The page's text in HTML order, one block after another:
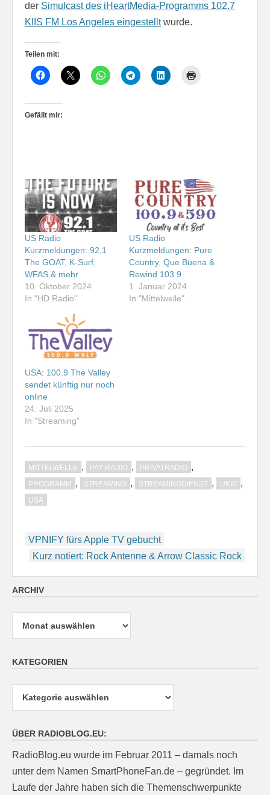
der Simulcast des iHeartMedia-Programms 102.7
KIIS FM Los Angeles eingestelltwurde.
Teilen mit:
Gefällt mir:
US Radio
Kurzmeldungen: 92.1
The GOAT, K-Surf,
WFAS & mehr
10. Oktober 2024
In "HD Radio"
US Radio
Kurzmeldungen: Pure
Country, Que Buena &
Rewind 103.9
1. Januar 2024
In "Mittelwelle"
USA: 100.9 The Valley
sendet künftig nur noch
online
24. Juli 2025
In "Streaming"
MITTELWELLE , PAY-RADIO , PRIVATRADIO ,
PROGRAMM , STREAMING , STREAMINGDIENST , UKW ,
USA
Beitragsnavigation
VPNIFY fürs Apple TV gebucht
Kurz notiert: Rock Antenne & Arrow Classic Rock
ARCHIV
Archiv
KATEGORIEN
ÜBER RADIOBLOG.EU:
RadioBlog.eu wurde im Februar 2011 – damals noch
unter dem Namen SmartPhoneFan.de – gegründet. Im
Laufe der Jahre haben sich die Themenschwerpunkte